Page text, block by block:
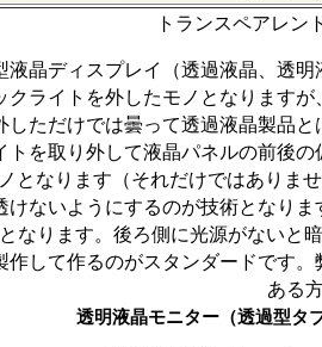
トランスペアレン
液晶ディスプレイ（透過液晶、
クライトを外したモノとなります
しただけでは曇って透過液晶製品
トを取り外して液晶パネルの前後
となります（それだけではありま
けないようにするのが技術となり
なります。後ろ側に光源がないと
作して作るのがスタンダードです
ある
透明液晶モニター（透過型タ